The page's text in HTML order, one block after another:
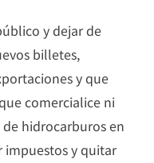
y dejar de
billetes,
y que
comercialice ni
hidrocarburos en
impuestos y quitar